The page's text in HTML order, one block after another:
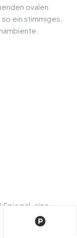
ovalen
ein stimmiges,
Spiegel, eine
und dem weichen
unter den